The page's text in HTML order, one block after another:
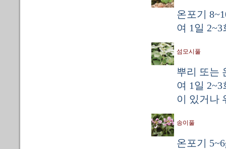
온포기
여 1일
섬모시풀
뿌리 또는
여 1일
이 있거나
송이풀
온포기